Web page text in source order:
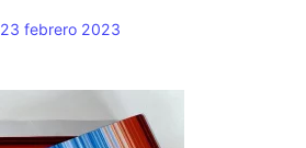
23 febrero 2023